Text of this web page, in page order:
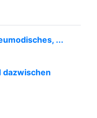
...
dazwischen